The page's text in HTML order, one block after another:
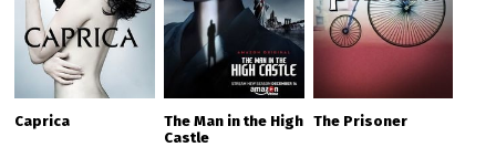
Caprica
The Man in the High
Castle
The Prisoner